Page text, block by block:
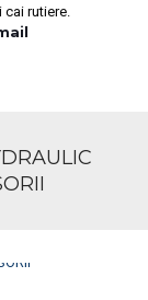
rutiere.